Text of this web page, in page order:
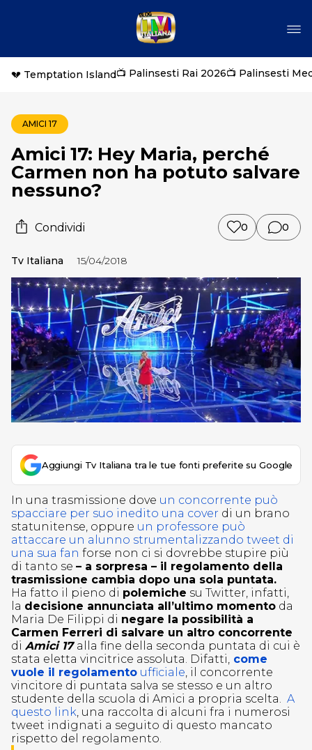
💔 Temptation Island📺 Palinsesti Rai 2026📺 Palinsesti
AMICI 17
Amici 17: Hey Maria, perché
Carmen non ha potuto salvare
nessuno?
Condividi 0 0
Tv Italiana 15/04/2018
Aggiungi Tv Italiana tra le tue fonti preferite su Google
In una trasmissione dove un concorrente può
spacciare per suo inedito una cover di un brano
statunitense, oppure un professore può
attaccare un alunno strumentalizzando tweet di
una sua fan forse non ci si dovrebbe stupire più
di tanto se – a sorpresa – il regolamento della
trasmissione cambia dopo una sola puntata.
Ha fatto il pieno di polemiche su Twitter, infatti,
la decisione annunciata all’ultimo momento da
Maria De Filippi di negare la possibilità a
Carmen Ferreri di salvare un altro concorrente
di Amici 17 alla fine della seconda puntata di cui è
stata eletta vincitrice assoluta. Difatti, come
vuole il regolamento ufficiale, il concorrente
vincitore di puntata salva se stesso e un altro
studente della scuola di Amici a propria scelta. A
questo link, una raccolta di alcuni fra i numerosi
tweet indignati a seguito di questo mancato
rispetto del regolamento.